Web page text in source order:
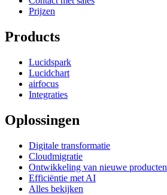
Prijzen
Products
Lucidspark
Lucidchart
airfocus
Integraties
Oplossingen
Digitale transformatie
Cloudmigratie
Ontwikkeling van nieuwe producten
Efficiëntie met AI
Alles bekijken